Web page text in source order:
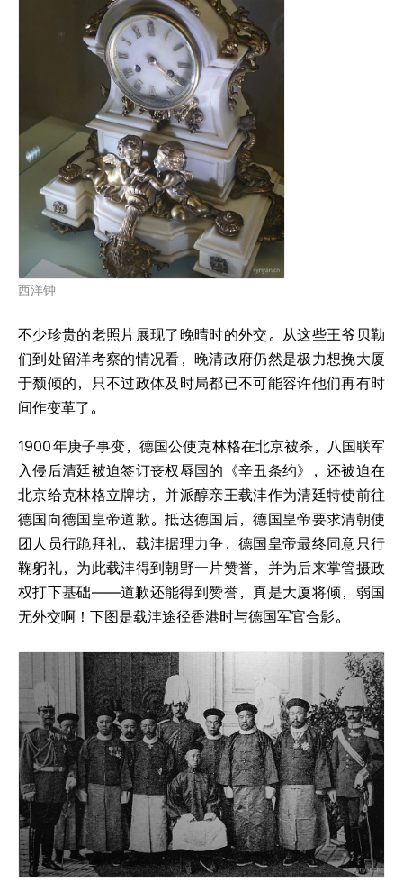
西洋钟
不少珍贵的老照片展现了晚晴时的外交。从这些王爷贝勒
们到处留洋考察的情况看，晚清政府仍然是极力想挽大厦
于颓倾的，只不过政体及时局都已不可能容许他们再有时
间作变革了。
1900年庚子事变，德国公使克林格在北京被杀，八国联军
入侵后清廷被迫签订丧权辱国的《辛丑条约》，还被迫在
北京给克林格立牌坊，并派醇亲王载沣作为清廷特使前往
德国向德国皇帝道歉。抵达德国后，德国皇帝要求清朝使
团人员行跪拜礼，载沣据理力争，德国皇帝最终同意只行
鞠躬礼，为此载沣得到朝野一片赞誉，并为后来掌管摄政
权打下基础——道歉还能得到赞誉，真是大厦将倾，弱国
无外交啊！下图是载沣途径香港时与德国军官合影。